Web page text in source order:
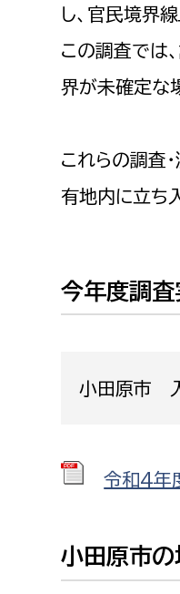
求職者
外国人
生活援護課
高齢介護課
障がい福祉課
健康づくり課
建設部
土木管理課
建築課
経営総務課
給排水業務課
し、官民境界
この調査では
界が未確定な
これらの調査
有地内に立ち
今年度調
小田原市 入
令和4年
小田原市